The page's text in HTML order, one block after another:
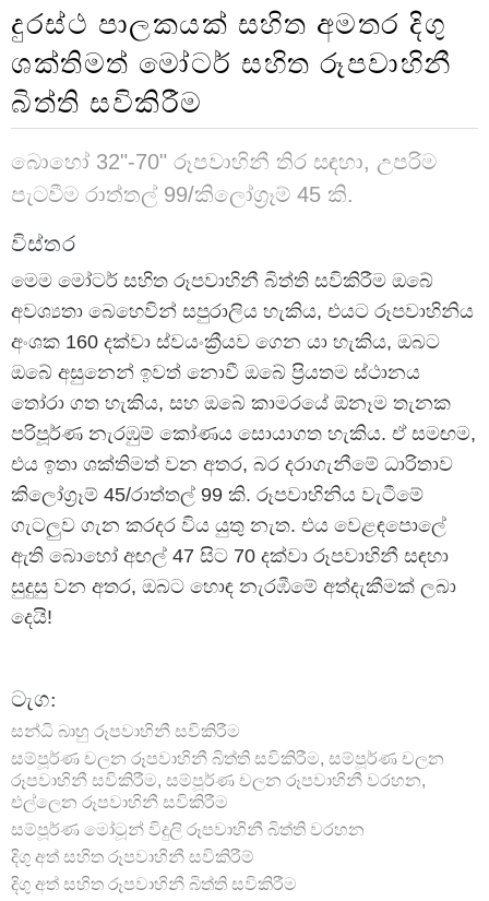
දුරස්ථ පාලකයක් සහිත අමතර දිගු
ශක්තිමත් මෝටර් සහිත රූපවාහිනී
බිත්ති සවිකිරීම
බොහෝ 32"-70" රූපවාහිනී තිර සඳහා, උපරිම
පැටවීම රාත්තල් 99/කිලෝග්‍රෑම් 45 කි.
විස්තර
මෙම මෝටර් සහිත රූපවාහිනී බිත්ති සවිකිරීම ඔබේ
අවශ්‍යතා බෙහෙවින් සපුරාලිය හැකිය, එයට රූපවාහිනිය
අංශක 160 දක්වා ස්වයංක්‍රීයව ගෙන යා හැකිය, ඔබට
ඔබේ අසුනෙන් ඉවත් නොවී ඔබේ ප්‍රියතම ස්ථානය
තෝරා ගත හැකිය, සහ ඔබේ කාමරයේ ඕනෑම තැනක
පරිපූර්ණ නැරඹුම් කෝණය සොයාගත හැකිය. ඒ සමඟම,
එය ඉතා ශක්තිමත් වන අතර, බර දරාගැනීමේ ධාරිතාව
කිලෝග්‍රෑම් 45/රාත්තල් 99 කි. රූපවාහිනිය වැටීමේ
ගැටලුව ගැන කරදර විය යුතු නැත. එය වෙළඳපොලේ
ඇති බොහෝ අඟල් 47 සිට 70 දක්වා රූපවාහිනී සඳහා
සුදුසු වන අතර, ඔබට හොඳ නැරඹීමේ අත්දැකීමක් ලබා
දෙයි!
ටැග:
සන්ධි බාහු රූපවාහිනී සවිකිරීම
සම්පූර්ණ චලන රූපවාහිනී බිත්ති සවිකිරීම, සම්පූර්ණ චලන
රූපවාහිනී සවිකිරීම, සම්පූර්ණ චලන රූපවාහිනී වරහන,
එල්ලෙන රූපවාහිනී සවිකිරීම
සම්පූර්ණ මෝටූන් විදුලි රූපවාහිනී බිත්ති වරහන
දිගු අත් සහිත රූපවාහිනී සවිකිරීම්
දිගු අත් සහිත රූපවාහිනී බිත්ති සවිකිරීම